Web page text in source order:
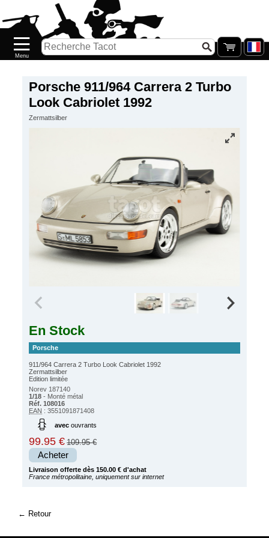
Porsche 911/964 Carrera 2 Turbo
Look Cabriolet 1992
Zermattsilber
En Stock
Porsche
911/964 Carrera 2 Turbo Look Cabriolet 1992
Zermattsilber
Edition limitée
Norev 187140
1/18 - Monté métal
Réf. 108016
EAN : 3551091871408
avecouvrants
99.95 € 109.95 €
Acheter
Livraison offerte dès 150.00 € d'achat
France métropolitaine, uniquement sur internet
Retour
Nouveautés
Catalogue/Stock
PETITS